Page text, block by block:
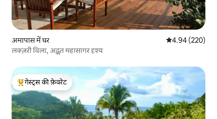
अमापास में घर औसत रेटिंग 5 में से
4.94 (220)
लक्ज़री विला, अद्भुत महासागर दृश्य
गेस्ट्स का टॉप फ़ेवरेट
गेस्ट्स की फ़ेवरेट